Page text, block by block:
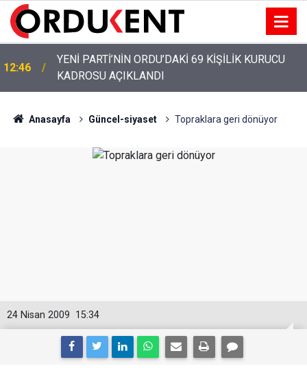
12:22
YENİ PARTİ ALTINORDU’DA KURUCU YÖNETİMİNİ
AÇIKLADI
Anasayfa Güncel-siyaset Topraklara geri dönüyor
15:34
24 Nisan 2009